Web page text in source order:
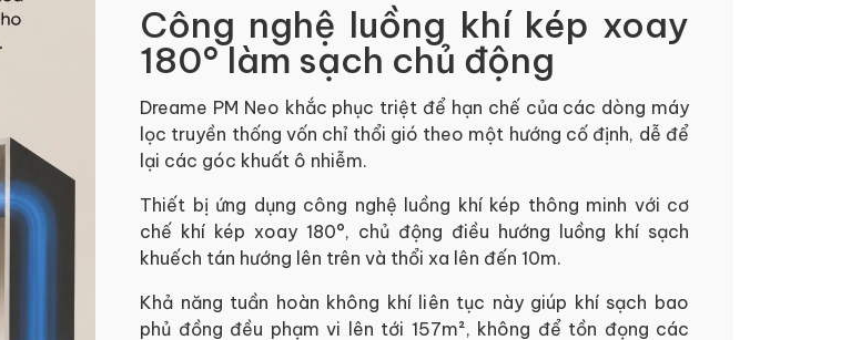
Công nghệ luồng khí kép xoay
180° làm sạch chủ động
Dreame PM Neo khắc phục triệt để hạn chế của các dòng máy
lọc truyền thống vốn chỉ thổi gió theo một hướng cố định, dễ để
lại các góc khuất ô nhiễm.
Thiết bị ứng dụng công nghệ luồng khí kép thông minh với cơ
chế khí kép xoay 180°, chủ động điều hướng luồng khí sạch
khuếch tán hướng lên trên và thổi xa lên đến 10m.
Khả năng tuần hoàn không khí liên tục này giúp khí sạch bao
phủ đồng đều phạm vi lên tới 157m², không để tồn đọng các